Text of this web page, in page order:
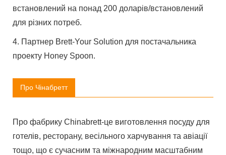
встановлений на понад 200 доларів/встановлений
для різних потреб.
4. Партнер Brett-Your Solution для постачальника
проекту Honey Spoon.
Про Чінабретт
Про фабрику Chinabrett-це виготовлення посуду для
готелів, ресторану, весільного харчування та авіації
тощо, що є сучасним та міжнародним масштабним